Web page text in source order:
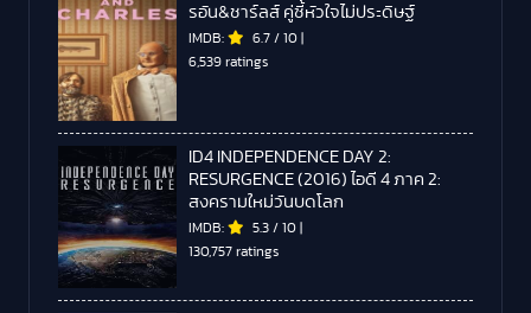
รอัน&ชาร์ลส์ คู่ซี้หัวใจไม่ประดิษฐ์
IMDB: 6.7 / 10 |
6,539 ratings
ID4 INDEPENDENCE DAY 2:
RESURGENCE (2016) ไอดี 4 ภาค 2:
สงครามใหม่วันบดโลก
IMDB: 5.3 / 10 |
130,757 ratings